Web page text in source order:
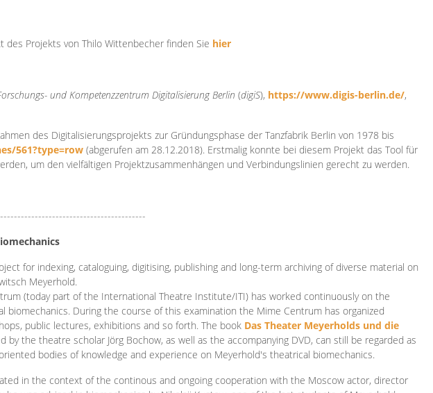
Projekts von Thilo Wittenbecher finden Sie hier
und Kompetenzzentrum DigitalisierungBerlin (digiS), https://www.digis-berlin.de/,
des Digitalisierungsprojekts zur Gründungsphase der Tanzfabrik Berlin von 1978 bis
561?type=row (abgerufen am 28.12.2018). Erstmalig konnte bei diesem Projekt das Tool für
um den vielfältigen Projektzusammenhängen und Verbindungslinien gerecht zu werden.
for indexing, cataloguing, digitising, publishing and long-term archiving of diverse material on
Meyerhold.
(today part of the International Theatre Institute/ITI) has worked continuously on the
biomechanics. During the course of this examination the Mime Centrum has organized
public lectures, exhibitions and so forth. The book Das Theater Meyerholds und die
by the theatre scholar Jörg Bochow, as well as the accompanying DVD, can still be regarded as
bodies of knowledge and experience on Meyerhold's theatrical biomechanics.
in the context of the continous and ongoing cooperation with the Moscow actor, director